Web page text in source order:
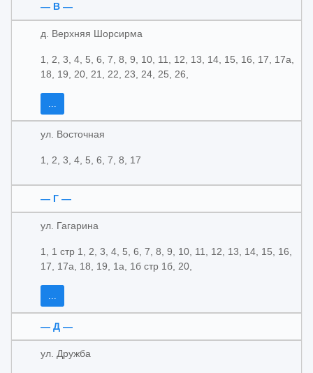
— В —
д. Верхняя Шорсирма
1, 2, 3, 4, 5, 6, 7, 8, 9, 10, 11, 12, 13, 14, 15, 16, 17, 17а,
18, 19, 20, 21, 22, 23, 24, 25, 26,
...
ул. Восточная
1, 2, 3, 4, 5, 6, 7, 8, 17
— Г —
ул. Гагарина
1, 1 стр 1, 2, 3, 4, 5, 6, 7, 8, 9, 10, 11, 12, 13, 14, 15, 16,
17, 17а, 18, 19, 1а, 1б стр 1б, 20,
...
— Д —
ул. Дружба